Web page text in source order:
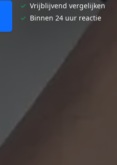
✓ Vrijblijvend vergelijken
✓ Binnen 24 uur reactie